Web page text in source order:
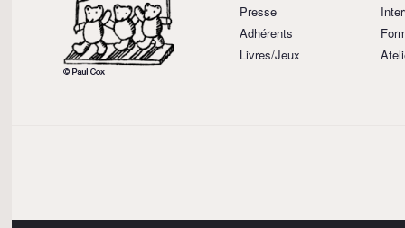
Presse
Adhérents
Livres/Jeux